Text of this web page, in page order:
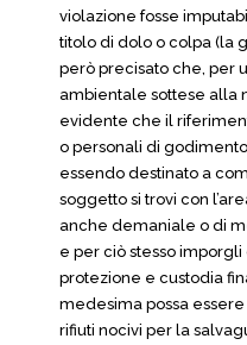
violazione fosse
titolo di dolo o colpa (la
però precisato che, per
ambientale sottese alla
evidente che il
o personali di
essendo destinato a
soggetto si trovi con
anche demaniale o di
e per ciò stesso
protezione e custodia
medesima possa
rifiuti nocivi per la